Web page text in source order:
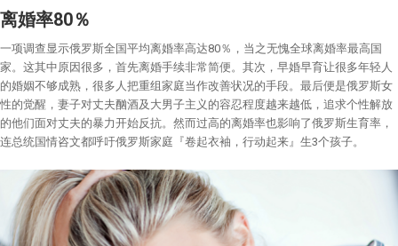
离婚率80％
一项调查显示俄罗斯全国平均离婚率高达80％，当之无愧全球离婚率最高国
家。这其中原因很多，首先离婚手续非常简便。其次，早婚早育让很多年轻人
的婚姻不够成熟，很多人把重组家庭当作改善状况的手段。最后便是俄罗斯女
性的觉醒，妻子对丈夫酗酒及大男子主义的容忍程度越来越低，追求个性解放
的他们面对丈夫的暴力开始反抗。然而过高的离婚率也影响了俄罗斯生育率，
连总统国情咨文都呼吁俄罗斯家庭『卷起衣袖，行动起来』生3个孩子。